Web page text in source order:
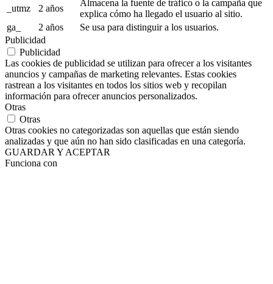
_utmz
2 años
Almacena la fuente de tráfico o la campaña que
explica cómo ha llegado el usuario al sitio.
ga_
2 años
Se usa para distinguir a los usuarios.
Publicidad
Publicidad
Las cookies de publicidad se utilizan para ofrecer a los visitantes
anuncios y campañas de marketing relevantes. Estas cookies
rastrean a los visitantes en todos los sitios web y recopilan
información para ofrecer anuncios personalizados.
Otras
Otras
Otras cookies no categorizadas son aquellas que están siendo
analizadas y que aún no han sido clasificadas en una categoría.
GUARDAR Y ACEPTAR
Funciona con